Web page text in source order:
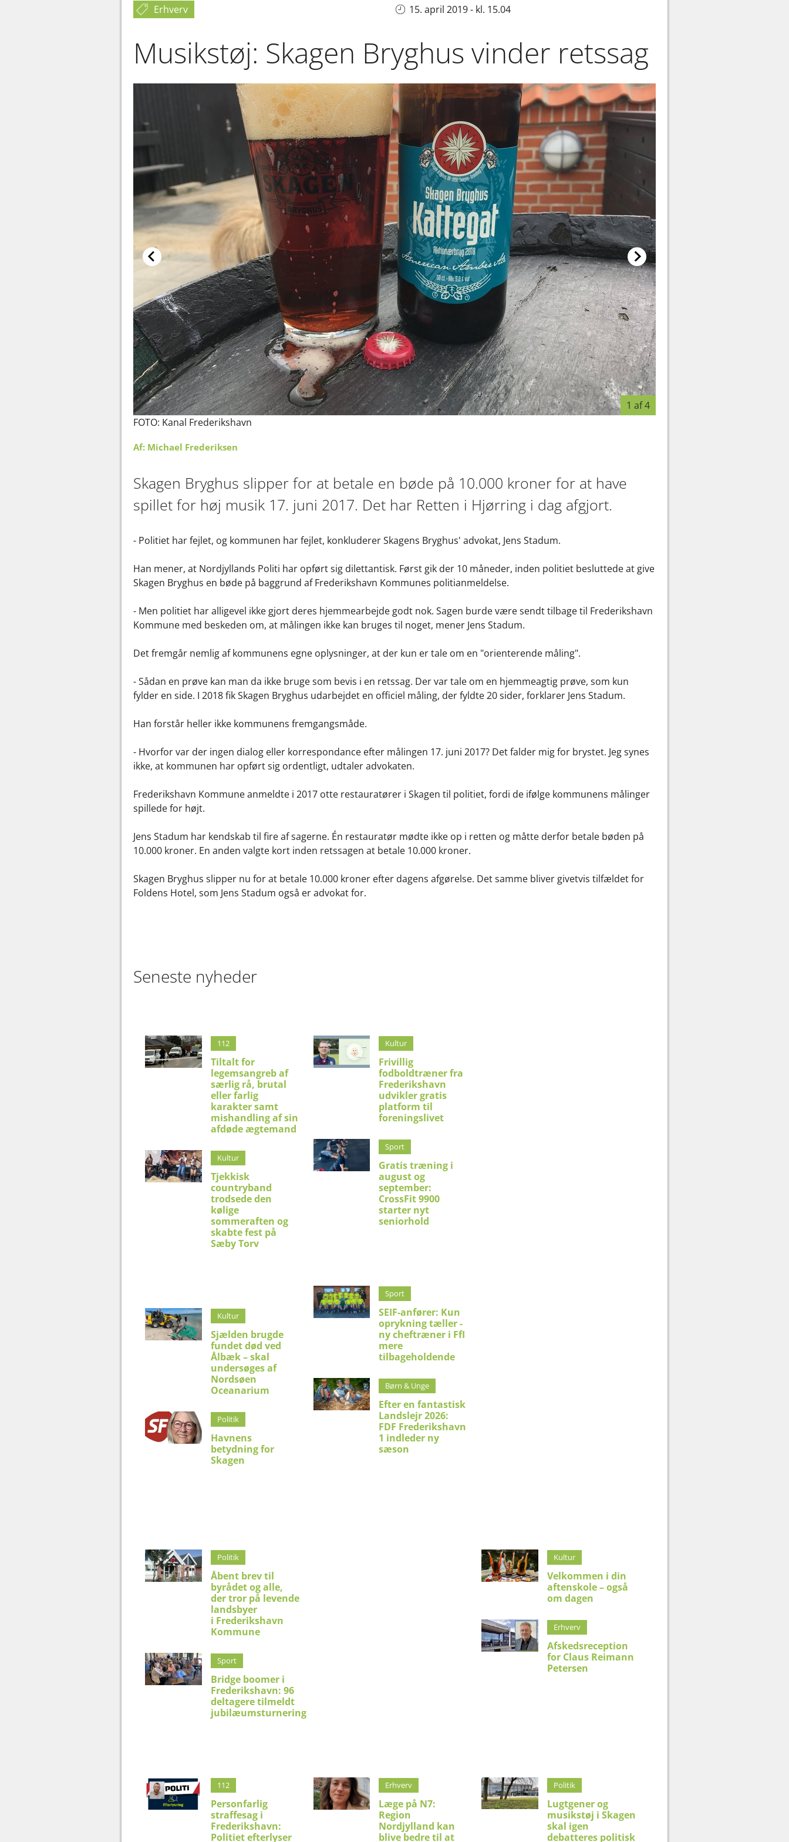
Erhverv 15. april 2019 - kl. 15.04
Musikstøj: Skagen Bryghus vinder retssag
1 af 4
FOTO: Kanal Frederikshavn
Af: Michael Frederiksen
Skagen Bryghus slipper for at betale en bøde på 10.000 kroner for at have
spillet for høj musik 17. juni 2017. Det har Retten i Hjørring i dag afgjort.
- Politiet har fejlet, og kommunen har fejlet, konkluderer Skagens Bryghus' advokat, Jens Stadum.
Han mener, at Nordjyllands Politi har opført sig dilettantisk. Først gik der 10 måneder, inden politiet besluttede at give
Skagen Bryghus en bøde på baggrund af Frederikshavn Kommunes politianmeldelse.
- Men politiet har alligevel ikke gjort deres hjemmearbejde godt nok. Sagen burde være sendt tilbage til Frederikshavn
Kommune med beskeden om, at målingen ikke kan bruges til noget, mener Jens Stadum.
Det fremgår nemlig af kommunens egne oplysninger, at der kun er tale om en "orienterende måling".
- Sådan en prøve kan man da ikke bruge som bevis i en retssag. Der var tale om en hjemmeagtig prøve, som kun
fylder en side. I 2018 fik Skagen Bryghus udarbejdet en officiel måling, der fyldte 20 sider, forklarer Jens Stadum.
Han forstår heller ikke kommunens fremgangsmåde.
- Hvorfor var der ingen dialog eller korrespondance efter målingen 17. juni 2017? Det falder mig for brystet. Jeg synes
ikke, at kommunen har opført sig ordentligt, udtaler advokaten.
Frederikshavn Kommune anmeldte i 2017 otte restauratører i Skagen til politiet, fordi de ifølge kommunens målinger
spillede for højt.
Jens Stadum har kendskab til fire af sagerne. Én restauratør mødte ikke op i retten og måtte derfor betale bøden på
10.000 kroner. En anden valgte kort inden retssagen at betale 10.000 kroner.
Skagen Bryghus slipper nu for at betale 10.000 kroner efter dagens afgørelse. Det samme bliver givetvis tilfældet for
Foldens Hotel, som Jens Stadum også er advokat for.
Seneste nyheder
112
Tiltalt for
legemsangreb af
særlig rå, brutal
eller farlig
karakter samt
mishandling af sin
afdøde ægtemand
Kultur
Tjekkisk
countryband
trodsede den
kølige
sommeraften og
skabte fest på
Sæby Torv
Kultur
Sjælden brugde
fundet død ved
Ålbæk – skal
undersøges af
Nordsøen
Oceanarium
Politik
Havnens
betydning for
Skagen
Kultur
Frivillig
fodboldtræner fra
Frederikshavn
udvikler gratis
platform til
foreningslivet
Sport
Gratis træning i
august og
september:
CrossFit 9900
starter nyt
seniorhold
Sport
SEIF-anfører: Kun
oprykning tæller -
ny cheftræner i FfI
mere
tilbageholdende
Børn & Unge
Efter en fantastisk
Landslejr 2026:
FDF Frederikshavn
1 indleder ny
sæson
Politik
Åbent brev til
byrådet og alle,
der tror på levende
landsbyer
i Frederikshavn
Kommune
Sport
Bridge boomer i
Frederikshavn: 96
deltagere tilmeldt
jubilæumsturnering
Kultur
Velkommen i din
aftenskole – også
om dagen
Erhverv
Afskedsreception
for Claus Reimann
Petersen
112
Personfarlig
straffesag i
Frederikshavn:
Politiet efterlyser
Erhverv
Læge på N7:
Region
Nordjylland kan
blive bedre til at
Politik
Lugtgener og
musikstøj i Skagen
skal igen
debatteres politisk